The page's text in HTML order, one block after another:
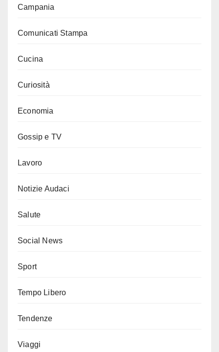
Campania
Comunicati Stampa
Cucina
Curiosità
Economia
Gossip e TV
Lavoro
Notizie Audaci
Salute
Social News
Sport
Tempo Libero
Tendenze
Viaggi